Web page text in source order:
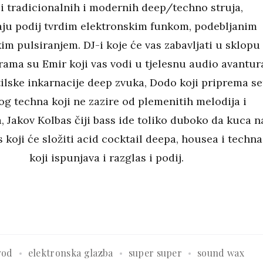
tradicionalnih i modernih deep/techno struja,
podij tvrdim elektronskim funkom, podebljanim
pulsiranjem. DJ-i koje će vas zabavljati u sklopu
su Emir koji vas vodi u tjelesnu audio
inkarnacije deep zvuka, Dodo koji priprema
techna koji ne zazire od plemenitih melodija i
Jakov Kolbas čiji bass ide toliko duboko da kuca
koji će složiti acid cocktail deepa, housea i techna
koji ispunjava i razglas i podij.
elektronska glazba super super
sound wax